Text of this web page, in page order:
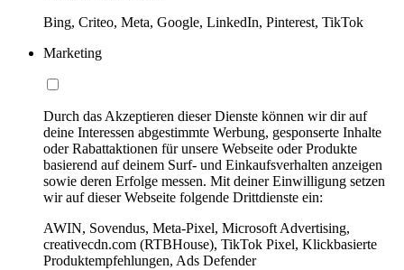
Bing, Criteo, Meta, Google, LinkedIn, Pinterest, TikTok
Marketing
Durch das Akzeptieren dieser Dienste können wir dir auf
deine Interessen abgestimmte Werbung, gesponserte Inhalte
oder Rabattaktionen für unsere Webseite oder Produkte
basierend auf deinem Surf- und Einkaufsverhalten anzeigen
sowie deren Erfolge messen. Mit deiner Einwilligung setzen
wir auf dieser Webseite folgende Drittdienste ein:
AWIN, Sovendus, Meta-Pixel, Microsoft Advertising,
creativecdn.com (RTBHouse), TikTok Pixel, Klickbasierte
Produktempfehlungen, Ads Defender